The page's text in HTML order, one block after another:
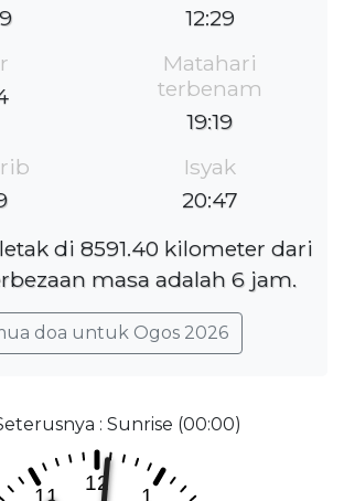
12:29
Matahari
terbenam
19:19
Isyak
20:47
di 8591.40 kilometer dari
masa adalah 6 jam.
doa untuk Ogos 2026
: Sunrise (00:00)